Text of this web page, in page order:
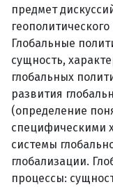
предмет
Глобальные
сущность,
глобальных
развития
(определение
специфическими
системы
глобализации.
процессы: